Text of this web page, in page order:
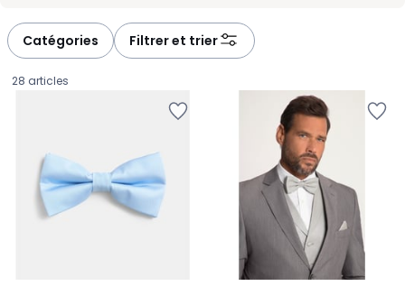
Catégories Filtrer et trier
28 articles